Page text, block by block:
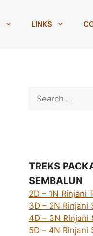
LINKS
Search
for:
TREKS
SEMBALUN
2D – 1N Rinjani
3D – 2N Rinjani
4D – 3N Rinjani
5D – 4N Rinjani